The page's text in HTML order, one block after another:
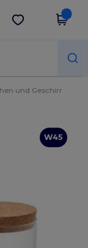
App holen
und Geschirr
W45